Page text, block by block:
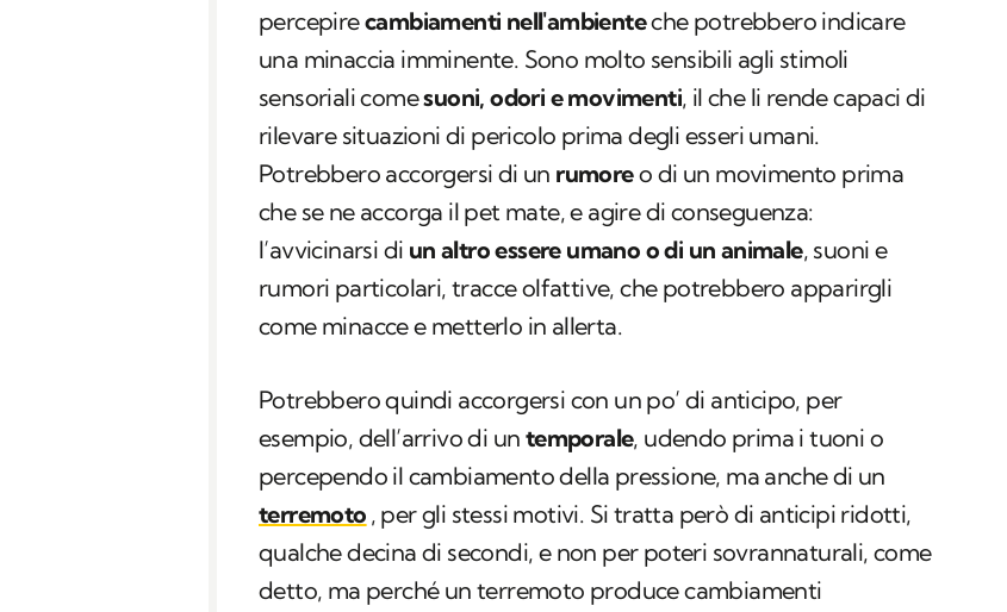
percepirecambiamenti nell'ambienteche potrebbero indicare
una minaccia imminente. Sono molto sensibili agli stimoli
sensoriali comesuoni, odori e movimenti, il che li rende capaci di
rilevare situazioni di pericolo prima degli esseri umani.
Potrebbero accorgersi di un rumoreo di un movimento prima
che se ne accorga il pet mate, e agire di conseguenza:
l’avvicinarsi di un altro essere umano o di un animale, suoni e
rumori particolari, tracce olfattive, che potrebbero apparirgli
come minacce e metterlo in allerta.
Potrebbero quindi accorgersi con un po’ di anticipo, per
esempio, dell’arrivo di un temporale, udendo prima i tuoni o
percependo il cambiamento della pressione, ma anche di un
terremoto , per gli stessi motivi. Si tratta però di anticipi ridotti,
qualche decina di secondi, e non per poteri sovrannaturali, come
detto, ma perché un terremoto produce cambiamenti